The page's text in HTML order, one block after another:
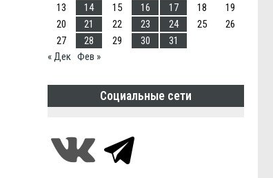
13
14 15 16 17 18
19
20
21 22 23 24 25
26
27
28 29 30
31
« Дек Фев »
Социальные сети